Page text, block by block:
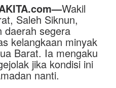
Wakil
Saleh Siknun,
daerah segera
kelangkaan minyak
Barat. Ia mengaku
jika kondisi ini
nanti.